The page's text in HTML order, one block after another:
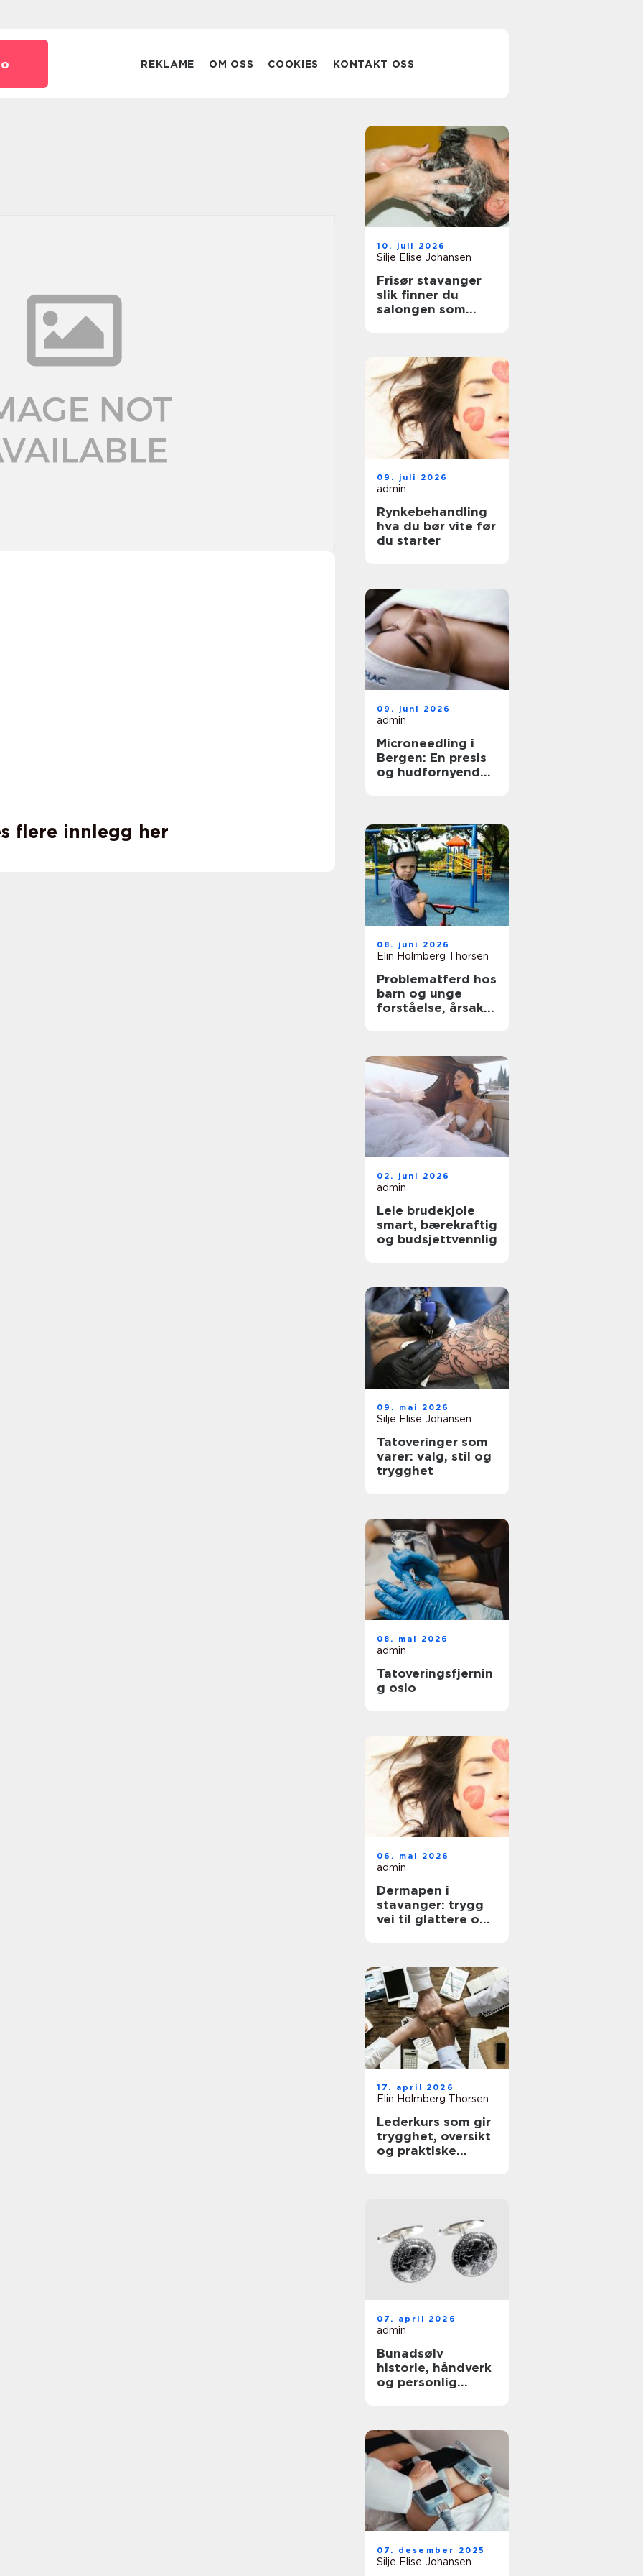
REKLAME OM OSS COOKIES KONTAKT OSS
flere innlegg her
10. juli 2026
Silje Elise Johansen
Frisør stavanger
slik finner du
salongen som
09. juli 2026
admin
Rynkebehandling
hva du bør vite før
du starter
09. juni 2026
admin
Microneedling i
Bergen: En presis
og hudfornyende
08. juni 2026
Elin Holmberg Thorsen
Problematferd hos
barn og unge
forståelse, årsaker
02. juni 2026
admin
Leie brudekjole
smart, bærekraftig
og budsjettvennlig
09. mai 2026
Silje Elise Johansen
Tatoveringer som
varer: valg, stil og
trygghet
08. mai 2026
admin
Tatoveringsfjernin
g oslo
06. mai 2026
admin
Dermapen i
stavanger: trygg
vei til glattere og
17. april 2026
Elin Holmberg Thorsen
Lederkurs som gir
trygghet, oversikt
og praktiske
07. april 2026
admin
Bunadsølv
historie, håndverk
og personlig
07. desember 2025
Silje Elise Johansen